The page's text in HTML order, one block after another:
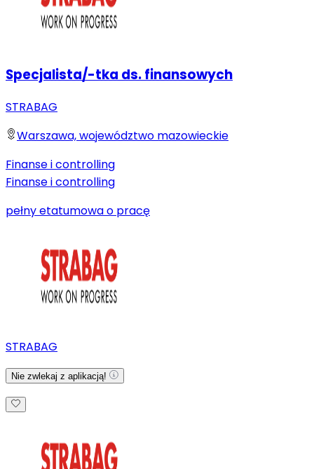
Specjalista/-tka ds. finansowych
STRABAG
Warszawa, województwo mazowieckie
Finanse i controlling
Finanse i controlling
pełny etatumowa o pracę
STRABAG
Nie zwlekaj z aplikacją!